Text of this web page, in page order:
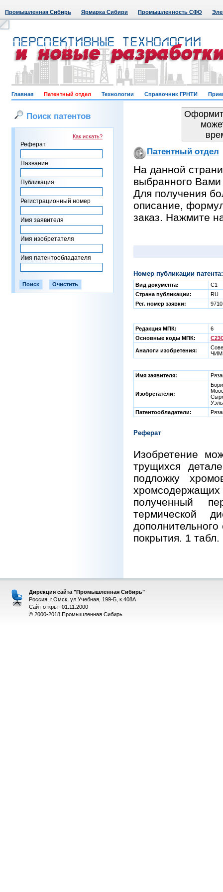
Промышленная Сибирь Ярмарка Сибири Промышленность СФО
Главная Патентный отдел Технологии Справочник ГРНТИ
Поиск патентов
Как искать?
Реферат
Название
Публикация
Регистрационный номер
Имя заявителя
Имя изобретателя
Имя патентообладателя
Патентный отдел
На данной
выбранного Вами
Для получения
описание,
заказ. Нажмите
Номер публикации
Вид документа:
C1
Страна публикации:
RU
Рег. номер заявки:
Редакция МПК:
6
Основные коды МПК:
Аналоги изобретения:
Имя заявителя:
Изобретатели:
Патентообладатели:
Реферат
Изобретение
трущихся
подложку
полученный
термической
покрытия. 1 табл.
Дирекция сайта "Промышленная Сибирь"
Россия, г.Омск, ул.Учебная, 199-Б, к.408А
Сайт открыт 01.11.2000
© 2000-2018 Промышленная Сибирь